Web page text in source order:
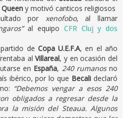
Queen y motivó canticos religiosos
por xenofobo, al llamar
al equipo CFR Cluj y dos
de Copa U.E.F.A, en el año
alVillareal, y en ocasión del
en España, 240 rumanosno
ibérico, por lo que Becali declaró
“Debemos vengar a esos 240
obligados a regresar desde la
la misión del Steaua. Algunos